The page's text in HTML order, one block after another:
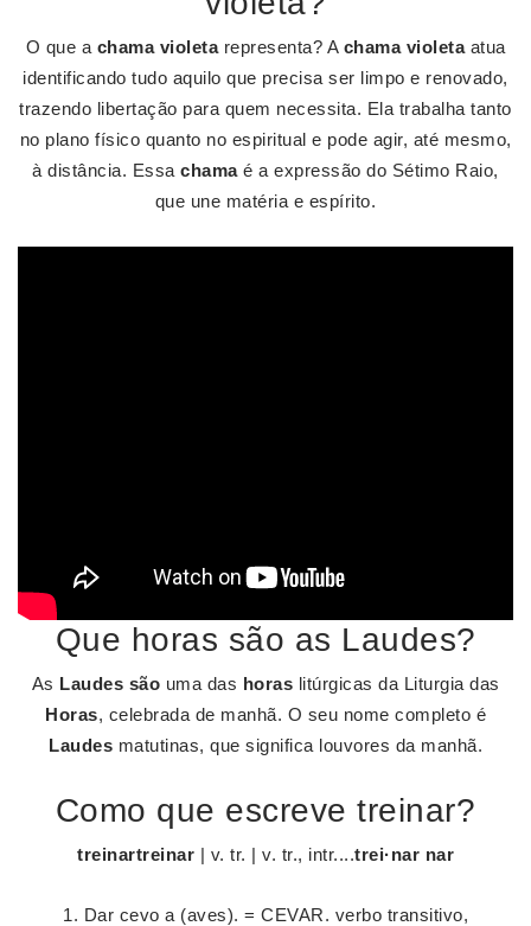
O que a chama violetarepresenta? A chama violetaatua
identificando tudo aquilo que precisa ser limpo e renovado,
trazendo libertação para quem necessita. Ela trabalha tanto
no plano físico quanto no espiritual e pode agir, até mesmo,
à distância. Essachamaé a expressão do Sétimo Raio,
que une matéria e espírito.
Que horas são as Laudes?
As Laudes são uma das horas litúrgicas da Liturgia das
Horas, celebrada de manhã. O seu nome completo é
Laudes matutinas, que significa louvores da manhã.
Como que escreve treinar?
treinartreinar | v. tr. | v. tr., intr....trei·nar nar
Dar cevo a (aves). = CEVAR. verbo transitivo,